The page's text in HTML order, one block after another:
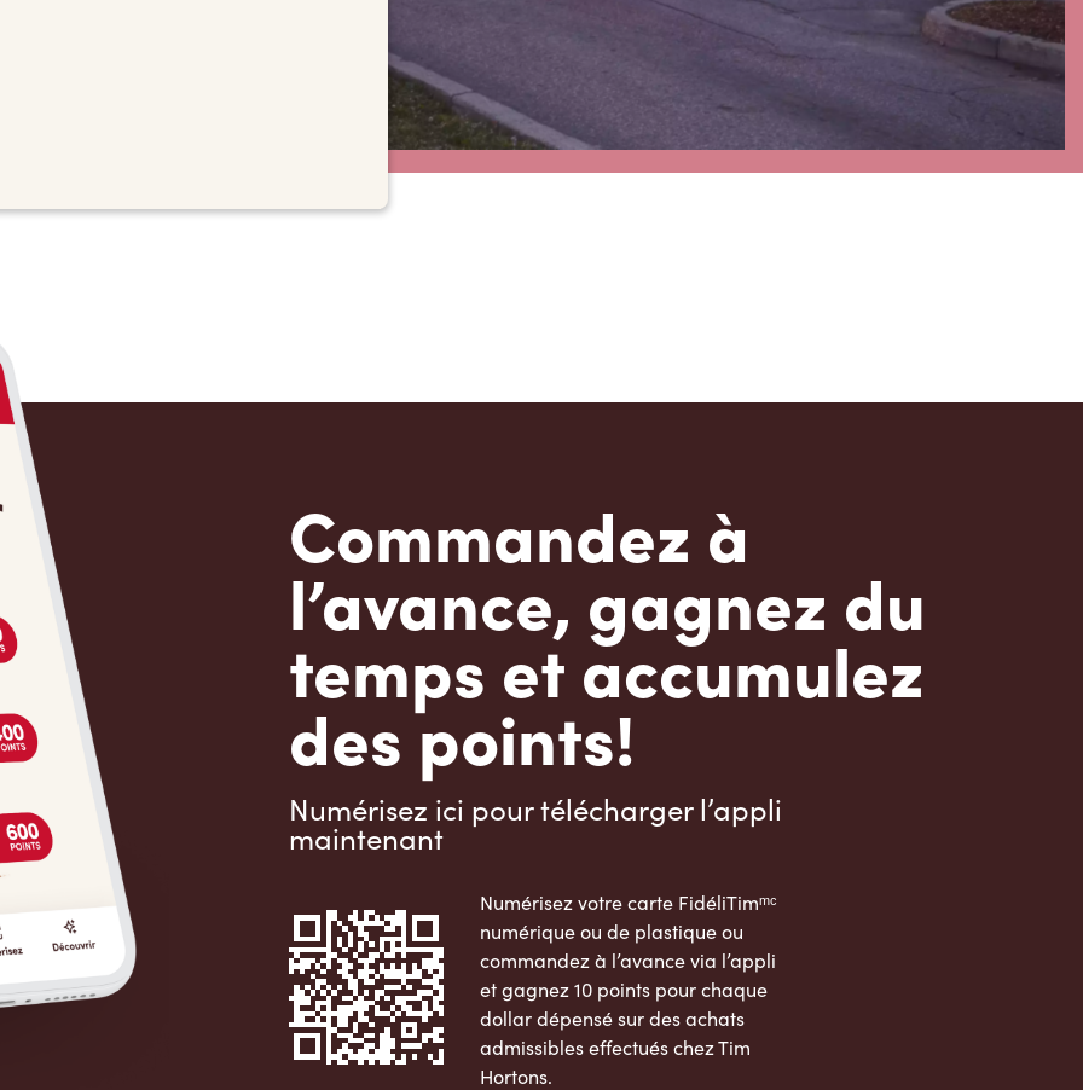
Commandez à
l’avance, gagnez du
temps et accumulez
des points!
Numérisez ici pour télécharger l’appli
maintenant
Numérisez votre carte FidéliTimᵐᶜ
numérique ou de plastique ou
commandez à l’avance via l’appli
et gagnez 10 points pour chaque
dollar dépensé sur des achats
admissibles effectués chez Tim
Hortons.